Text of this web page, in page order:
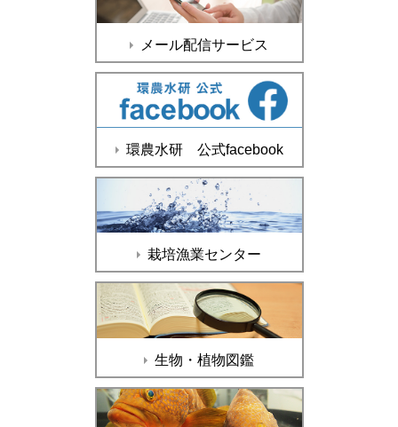
メール配信サービス
環農水研 公式facebook
栽培漁業センター
生物・植物図鑑